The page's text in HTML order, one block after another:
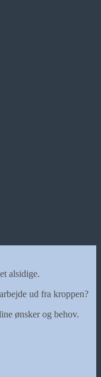
alsidige.
ud fra kroppen?
ønsker og behov.